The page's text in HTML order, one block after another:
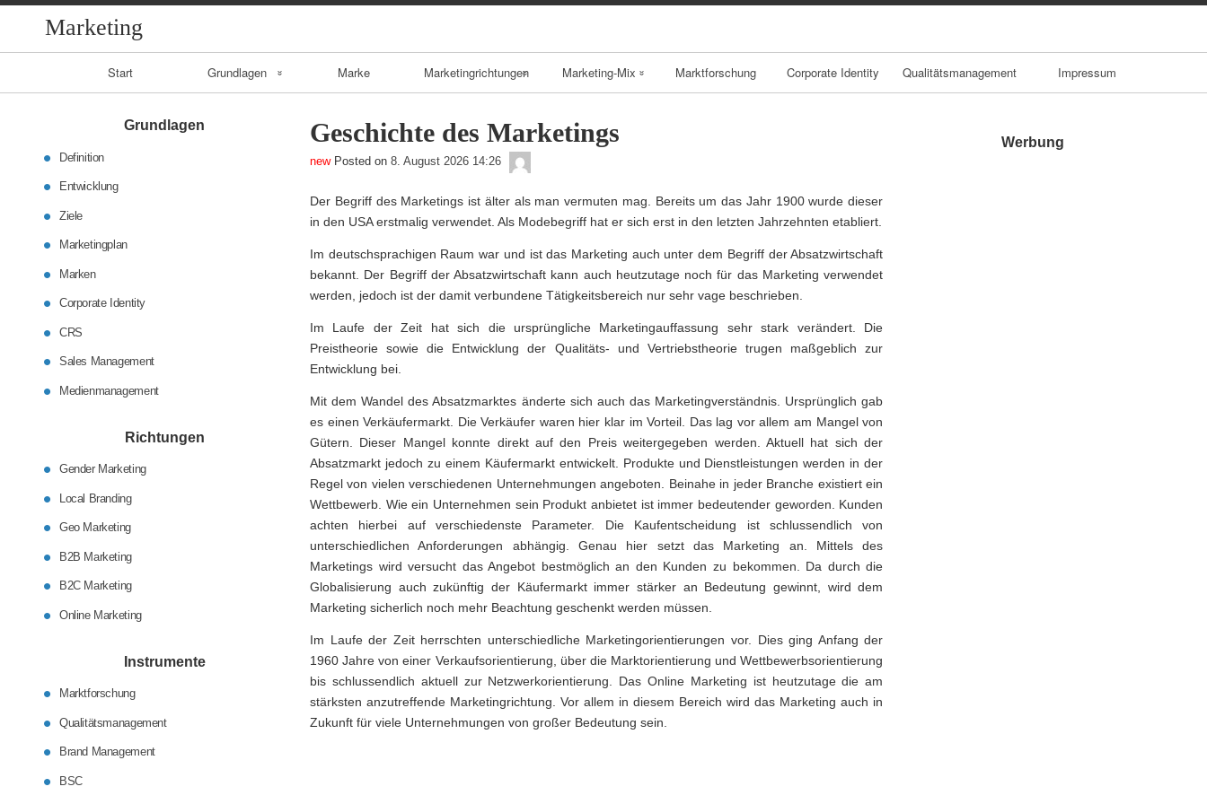
Marketing
Start Grundlagen Marke Marketingrichtungen
Geo Marketing
B2B Marketing
E-Business
Marketing-Mix
Kommunikationsp
olitik
Vertriebspolitik
Management
Marktforschung Corporate Identity Qualitätsmanagement Impressum
Geschichte des Marketings
Posted on 8. August 2026 14:26
Der Begriff des Marketings ist älter als man vermuten mag. Bereits um das Jahr 1900 wurde dieser
in den USA erstmalig verwendet. Als Modebegriff hat er sich erst in den letzten Jahrzehnten etabliert.
Im deutschsprachigen Raum war und ist das Marketing auch unter dem Begriff der Absatzwirtschaft
bekannt. Der Begriff der Absatzwirtschaft kann auch heutzutage noch für das Marketing verwendet
werden, jedoch ist der damit verbundene Tätigkeitsbereich nur sehr vage beschrieben.
Im Laufe der Zeit hat sich die ursprüngliche Marketingauffassung sehr stark verändert. Die
Preistheorie sowie die Entwicklung der Qualitäts- und Vertriebstheorie trugen maßgeblich zur
Entwicklung bei.
Mit dem Wandel des Absatzmarktes änderte sich auch das Marketingverständnis. Ursprünglich gab
es einen Verkäufermarkt. Die Verkäufer waren hier klar im Vorteil. Das lag vor allem am Mangel von
Gütern. Dieser Mangel konnte direkt auf den Preis weitergegeben werden. Aktuell hat sich der
Absatzmarkt jedoch zu einem Käufermarkt entwickelt. Produkte und Dienstleistungen werden in der
Regel von vielen verschiedenen Unternehmungen angeboten. Beinahe in jeder Branche existiert ein
Wettbewerb. Wie ein Unternehmen sein Produkt anbietet ist immer bedeutender geworden. Kunden
achten hierbei auf verschiedenste Parameter. Die Kaufentscheidung ist schlussendlich von
unterschiedlichen Anforderungen abhängig. Genau hier setzt das Marketing an. Mittels des
Marketings wird versucht das Angebot bestmöglich an den Kunden zu bekommen. Da durch die
Globalisierung auch zukünftig der Käufermarkt immer stärker an Bedeutung gewinnt, wird dem
Marketing sicherlich noch mehr Beachtung geschenkt werden müssen.
Im Laufe der Zeit herrschten unterschiedliche Marketingorientierungen vor. Dies ging Anfang der
1960 Jahre von einer Verkaufsorientierung, über die Marktorientierung und Wettbewerbsorientierung
bis schlussendlich aktuell zur Netzwerkorientierung. Das Online Marketing ist heutzutage die am
stärksten anzutreffende Marketingrichtung. Vor allem in diesem Bereich wird das Marketing auch in
Zukunft für viele Unternehmungen von großer Bedeutung sein.
Werbung
Grundlagen
Definition
Entwicklung
Ziele
Marketingplan
Marken
Corporate Identity
CRS
Sales Management
Medienmanagement
Richtungen
Gender Marketing
Local Branding
Geo Marketing
B2B Marketing
B2C Marketing
Online Marketing
Instrumente
Marktforschung
Qualitätsmanagement
Brand Management
BSC